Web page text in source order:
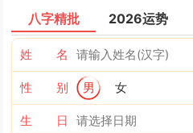
八字精批 2026运势
姓 名
性 别 男 女
生 日